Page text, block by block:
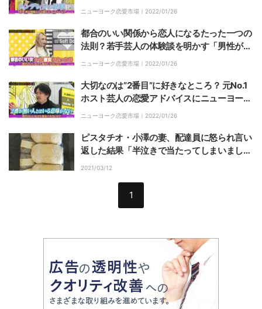
ニューヨーク恋愛市場｜ 2022/01/26
都合のいい関係から恋人になるたった一つの
法則？若手芸人の体験談を明かす「男性が落
ちぶれたとき…」
ニューヨーク恋愛市場｜ 2022/01/26
大切なのは”2番目”に好きなところ？ 元No.1
ホスト芸人の恋愛アドバイスにニューヨーク
屋敷が感激
ニューヨーク恋愛市場｜ 2022/01/26
ピスタチオ・小澤の妻、配達員に怒られ言い
返した結果「半泣きで当たってしまいまし
た」
2021/03/12
1